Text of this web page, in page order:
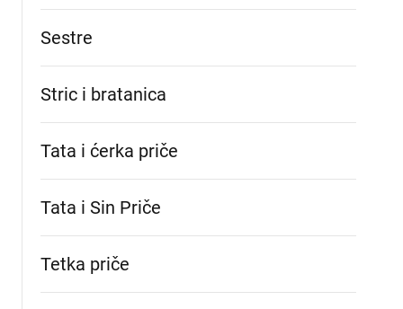
Sestre
Stric i bratanica
Tata i ćerka priče
Tata i Sin Priče
Tetka priče